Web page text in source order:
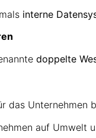
interne
doppelte
das Unternehmen
auf Umwelt